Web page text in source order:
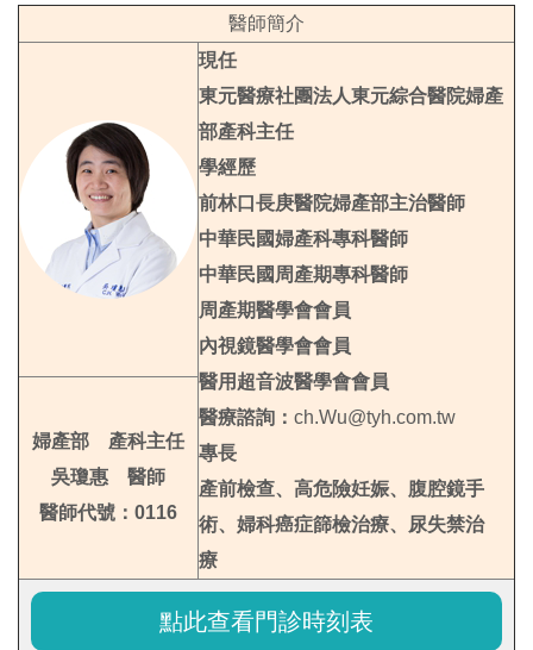
醫師簡介
現任
東元醫療社團法人東元綜合醫院婦產
部產科主任
學經歷
前林口長庚醫院婦產部主治醫師
中華民國婦產科專科醫師
中華民國周產期專科醫師
周產期醫學會會員
內視鏡醫學會會員
醫用超音波醫學會會員
醫療諮詢： ch.Wu@tyh.com.tw
專長
產前檢查、高危險妊娠、腹腔鏡手
術、婦科癌症篩檢治療、尿失禁治
療
婦產部 產科主任
吳瓊惠 醫師
醫師代號：0116
點此查看門診時刻表